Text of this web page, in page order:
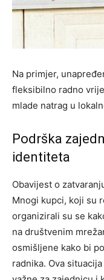
Na primjer,
fleksibilno radno
mlade natrag u
Podrška
identiteta
Obavijest o
Mnogi kupci, koji su
organizirali su se
na društvenim
osmišljene kako bi
radnika. Ova